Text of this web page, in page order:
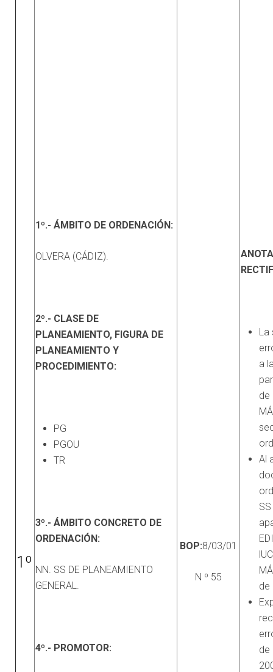
1º
1º.- ÁMBITO DE ORDENACIÓN:
OLVERA (CÁDIZ).
2º.- CLASE DE
PLANEAMIENTO, FIGURA DE
PLANEAMIENTO Y
PROCEDIMIENTO:
PG
PGOU
TR
3º.- ÁMBITO CONCRETO DE
ORDENACIÓN:
NN. SS DE PLANEAMIENTO
GENERAL.
4º.- PROMOTOR:
BOP:8/03/01
N º 55
La
a
de
Al
de
de